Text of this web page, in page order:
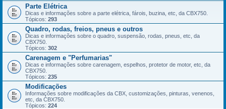
Parte Elétrica
Dicas e informações sobre a parte elétrica, fárois, buzina, etc, da CBX750.
Tópicos: 293
Quadro, rodas, freios, pneus e outros
Dicas e informações sobre o quadro, suspensão, rodas, pneus, etc, da
CBX750.
Tópicos: 302
Carenagem e "Perfumarias"
Dicas e informações sobre carenagem, espelhos, protetor de motor, etc, da
CBX750.
Tópicos: 235
Modificações
Informações sobre modificações da CBX, customizações, pinturas, venenos,
etc, da CBX750.
Tópicos: 224